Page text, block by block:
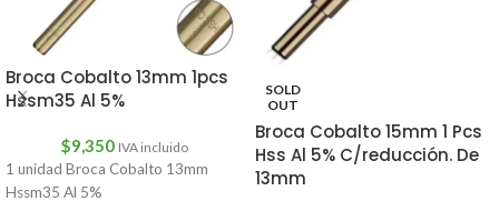
Broca Cobalto 13mm 1pcs
Hssm35 Al 5%
$9,350 IVA incluido
1 unidad Broca Cobalto 13mm
Hssm35 Al 5%
SOLD
OUT
Broca Cobalto 15mm 1 Pcs
Hss Al 5% C/reducción. De
13mm